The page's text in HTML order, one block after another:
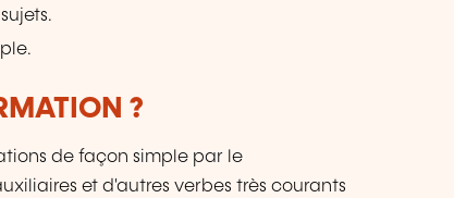
?
de façon simple par le
et d'autres verbes très courants